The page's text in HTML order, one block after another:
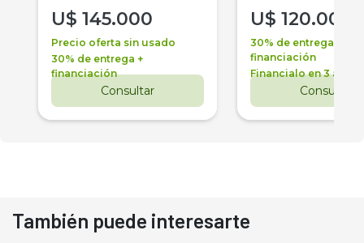
U$ 145.000
Precio oferta sin usado
30% de entrega +
financiación
Consultar
U$ 120.000
30% de entrega +
financiación
Financialo en 3 años
Consultar
También puede interesarte